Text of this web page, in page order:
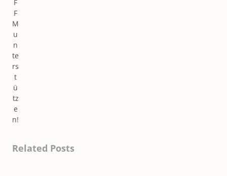
F
F
M
u
n
te
rs
t
ü
tz
e
n!
Related Posts